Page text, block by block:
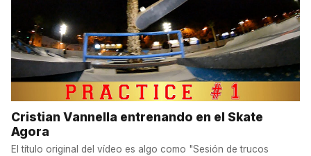
Cristian Vannella entrenando en el Skate
Agora
El título original del vídeo es algo como "Sesión de trucos